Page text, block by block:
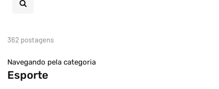
362 postagens
Navegando pela categoria
Esporte